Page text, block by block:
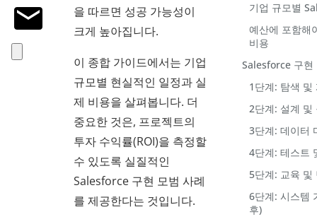
을 따르면 성공 가능성이
크게 높아집니다.
이 종합 가이드에서는 기업
규모별 현실적인 일정과 실
제 비용을 살펴봅니다. 더
중요한 것은, 프로젝트의
투자 수익률(ROI)을 측정할
수 있도록 실질적인
Salesforce 구현 모범 사례
를 제공한다는 것입니다.
기업 규모별
예산에 포함해
비용
Salesforce 구현
1단계: 탐색 및
2단계: 설계 및
3단계: 데이터
4단계: 테스트
5단계: 교육 및
6단계: 시스템
후)